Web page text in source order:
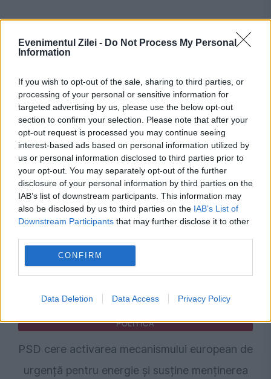
Evenimentul Zilei - Do Not Process My Personal
Information
If you wish to opt-out of the sale, sharing to third parties, or
processing of your personal or sensitive information for
targeted advertising by us, please use the below opt-out
section to confirm your selection. Please note that after your
opt-out request is processed you may continue seeing
interest-based ads based on personal information utilized by
us or personal information disclosed to third parties prior to
your opt-out. You may separately opt-out of the further
disclosure of your personal information by third parties on the
IAB’s list of downstream participants. This information may
also be disclosed by us to third parties on the IAB’s List of
Downstream Participants that may further disclose it to other
CONFIRM
Data Deletion Data Access Privacy Policy
Recomandările noastre
POLITICA
PSD cere activarea mecanismului european de
urgență pentru energie și susține menținerea